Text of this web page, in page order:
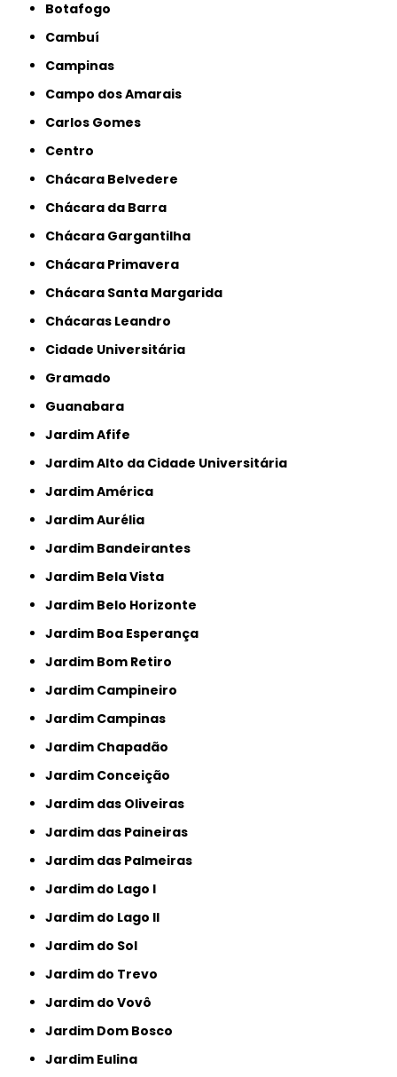
Botafogo
Cambuí
Campinas
Campo dos Amarais
Carlos Gomes
Centro
Chácara Belvedere
Chácara da Barra
Chácara Gargantilha
Chácara Primavera
Chácara Santa Margarida
Chácaras Leandro
Cidade Universitária
Gramado
Guanabara
Jardim Afife
Jardim Alto da Cidade Universitária
Jardim América
Jardim Aurélia
Jardim Bandeirantes
Jardim Bela Vista
Jardim Belo Horizonte
Jardim Boa Esperança
Jardim Bom Retiro
Jardim Campineiro
Jardim Campinas
Jardim Chapadão
Jardim Conceição
Jardim das Oliveiras
Jardim das Paineiras
Jardim das Palmeiras
Jardim do Lago I
Jardim do Lago II
Jardim do Sol
Jardim do Trevo
Jardim do Vovô
Jardim Dom Bosco
Jardim Eulina